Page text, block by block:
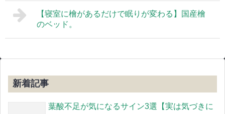
【寝室に檜があるだけで眠りが変わる】国産檜
のベッド。
新着記事
葉酸不足が気になるサイン3選【実は気づきに